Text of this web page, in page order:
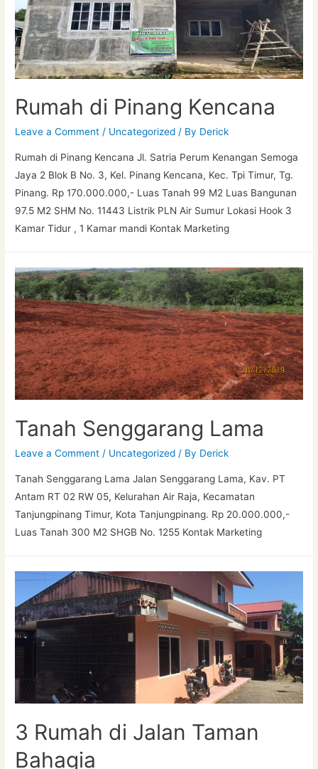
Rumah di Pinang Kencana
Leave a Comment / Uncategorized / By Derick
Rumah di Pinang Kencana Jl. Satria Perum Kenangan Semoga
Jaya 2 Blok B No. 3, Kel. Pinang Kencana, Kec. Tpi Timur, Tg.
Pinang. Rp 170.000.000,- Luas Tanah 99 M2 Luas Bangunan
97.5 M2 SHM No. 11443 Listrik PLN Air Sumur Lokasi Hook 3
Kamar Tidur , 1 Kamar mandi Kontak Marketing
Tanah Senggarang Lama
Leave a Comment / Uncategorized / By Derick
Tanah Senggarang Lama Jalan Senggarang Lama, Kav. PT
Antam RT 02 RW 05, Kelurahan Air Raja, Kecamatan
Tanjungpinang Timur, Kota Tanjungpinang. Rp 20.000.000,-
Luas Tanah 300 M2 SHGB No. 1255 Kontak Marketing
3 Rumah di Jalan Taman
Bahagia